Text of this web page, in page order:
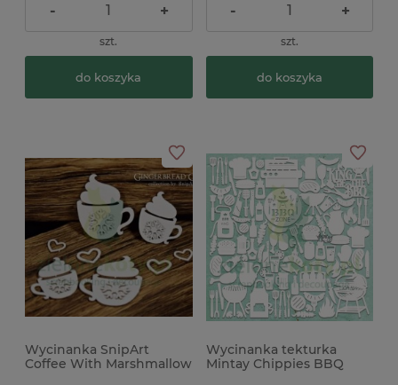
- +
szt.
do koszyka
- +
szt.
do koszyka
Wycinanka SnipArt
Coffee With Marshmallow
Wycinanka tekturka
Mintay Chippies BBQ